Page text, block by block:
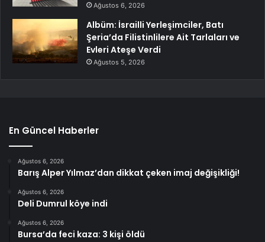
Ağustos 6, 2026
Albüm: İsrailli Yerleşimciler, Batı
Şeria’da Filistinlilere Ait Tarlaları ve
Evleri Ateşe Verdi
Ağustos 5, 2026
En Güncel Haberler
Ağustos 6, 2026
Barış Alper Yılmaz’dan dikkat çeken imaj değişikliği!
Ağustos 6, 2026
Deli Dumrul köye indi
Ağustos 6, 2026
Bursa’da feci kaza: 3 kişi öldü